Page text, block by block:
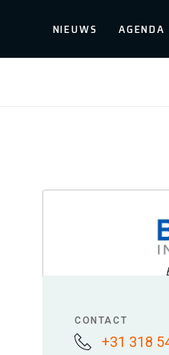
NIEUWS AGENDA
CONTACT
+31 318